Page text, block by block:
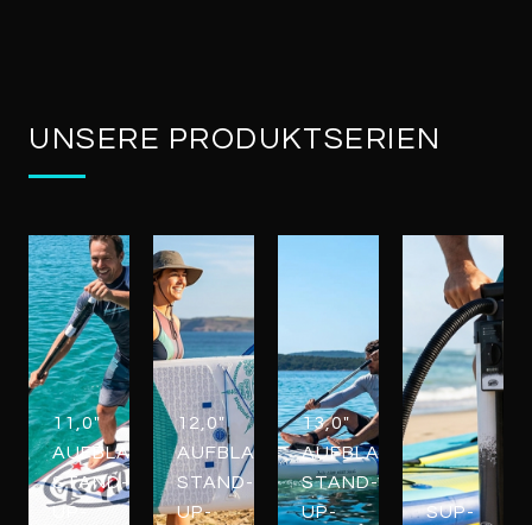
UNSERE PRODUKTSERIEN
11,0"
AUFBLASBARE
STAND-
UP-
12,0"
AUFBLASBARE
STAND-
UP-
13,0"
AUFBLASBARE
STAND-
UP-
SUP-